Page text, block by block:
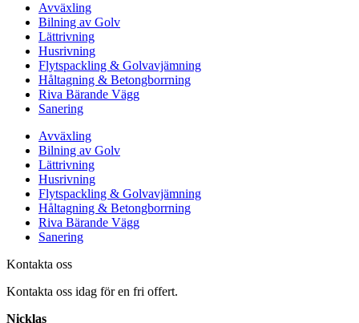
Avväxling
Bilning av Golv
Lättrivning
Husrivning
Flytspackling & Golvavjämning
Håltagning & Betongborrning
Riva Bärande Vägg
Sanering
Avväxling
Bilning av Golv
Lättrivning
Husrivning
Flytspackling & Golvavjämning
Håltagning & Betongborrning
Riva Bärande Vägg
Sanering
Kontakta oss
Kontakta oss idag för en fri offert.
Nicklas